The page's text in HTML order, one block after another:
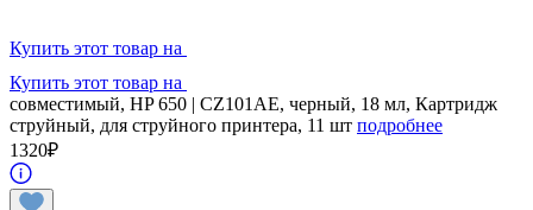
Купить этот товар на
Купить этот товар на
совместимый, HP 650 | CZ101AE, черный, 18 мл, Картридж
струйный, для струйного принтера, 11 шт подробнее
1320₽